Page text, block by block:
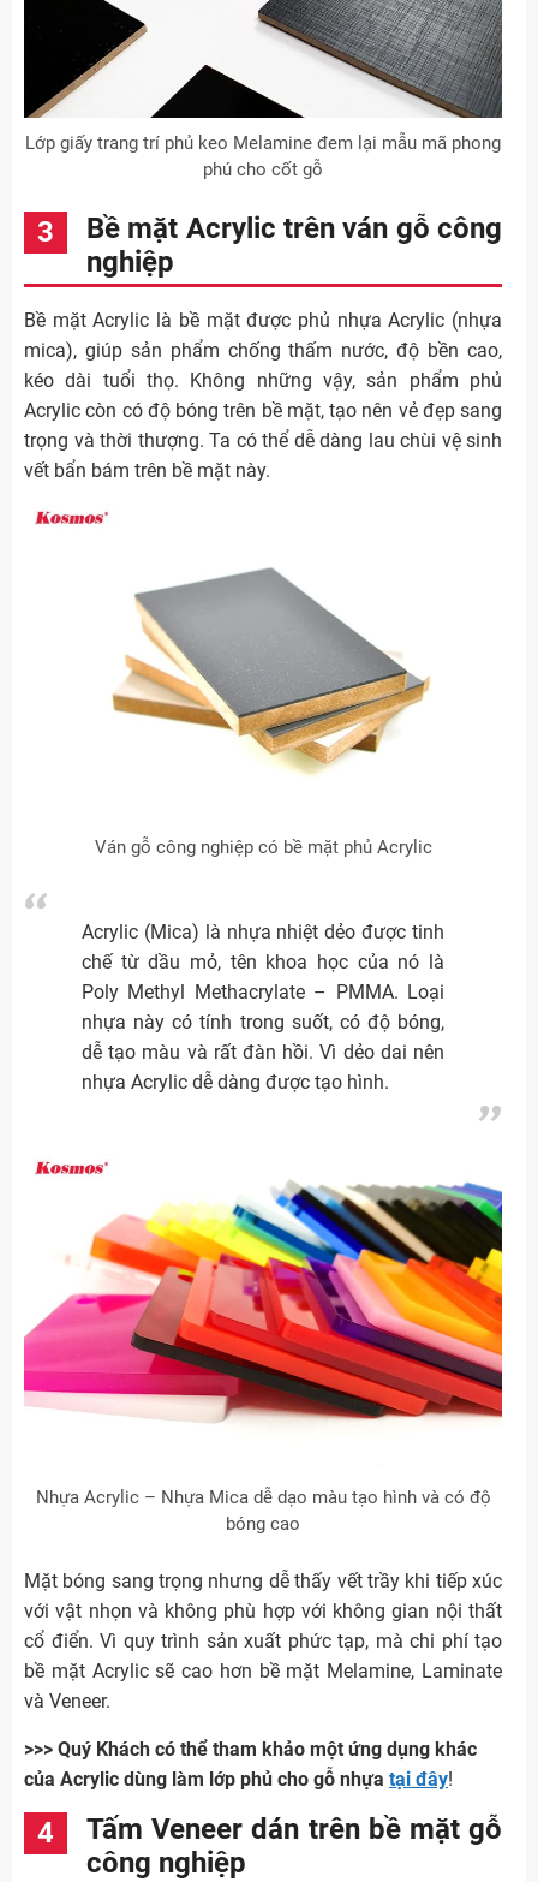
Lớp giấy trang trí phủ keo Melamine đem lại mẫu mã phong
phú cho cốt gỗ
Bề mặt Acrylic trên ván gỗ công
nghiệp
Bề mặt Acrylic là bề mặt được phủ nhựa Acrylic (nhựa
mica), giúp sản phẩm chống thấm nước, độ bền cao,
kéo dài tuổi thọ. Không những vậy, sản phẩm phủ
Acrylic còn có độ bóng trên bề mặt, tạo nên vẻ đẹp sang
trọng và thời thượng. Ta có thể dễ dàng lau chùi vệ sinh
vết bẩn bám trên bề mặt này.
Ván gỗ công nghiệp có bề mặt phủ Acrylic
Acrylic (Mica) là nhựa nhiệt dẻo được tinh
chế từ dầu mỏ, tên khoa học của nó là
Poly Methyl Methacrylate – PMMA. Loại
nhựa này có tính trong suốt, có độ bóng,
dễ tạo màu và rất đàn hồi. Vì dẻo dai nên
nhựa Acrylic dễ dàng được tạo hình.
Nhựa Acrylic – Nhựa Mica dễ dạo màu tạo hình và có độ
bóng cao
Mặt bóng sang trọng nhưng dễ thấy vết trầy khi tiếp xúc
với vật nhọn và không phù hợp với không gian nội thất
cổ điển. Vì quy trình sản xuất phức tạp, mà chi phí tạo
bề mặt Acrylic sẽ cao hơn bề mặt Melamine, Laminate
và Veneer.
>>> Quý Khách có thể tham khảo một ứng dụng khác
của Acrylic dùng làm lớp phủ cho gỗ nhựa tại đây!
Tấm Veneer dán trên bề mặt gỗ
công nghiệp